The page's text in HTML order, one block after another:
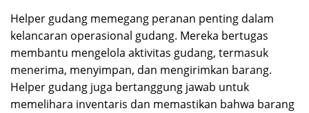
Helper gudang memegang peranan penting dalam
kelancaran operasional gudang. Mereka bertugas
membantu mengelola aktivitas gudang, termasuk
menerima, menyimpan, dan mengirimkan barang.
Helper gudang juga bertanggung jawab untuk
memelihara inventaris dan memastikan bahwa barang